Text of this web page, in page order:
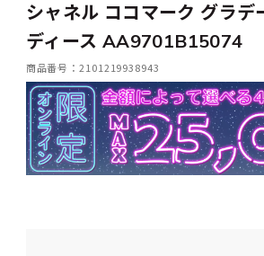
シャネル ココマーク グラ
ディース AA9701B15074
商品番号：2101219938943